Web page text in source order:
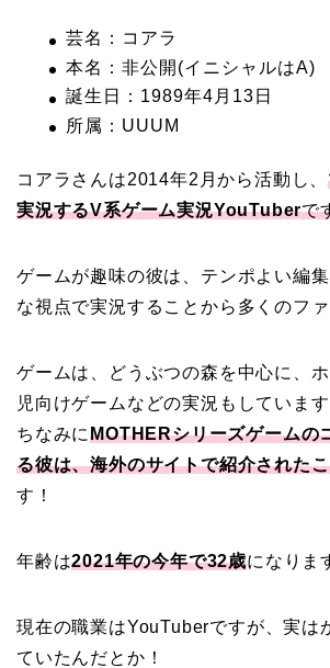
芸名：コアラ
本名：非公開(イニシャルはA)
誕生日：1989年4月13日
所属：UUUМ
コアラさんは2014年2月から活動し、
実況するV系ゲーム実況YouTuberで
ゲームが趣味の彼は、テンポよい編
な視点で実況することから多くのファ
ゲームは、どうぶつの森を中心に、
児向けゲームなどの実況もしています
ちなみにMOTHERシリーズゲームの
る彼は、海外のサイトで紹介された
す！
年齢は2021年の今年で32歳になりま
現在の職業はYouTuberですが、実は
ていたんだとか！